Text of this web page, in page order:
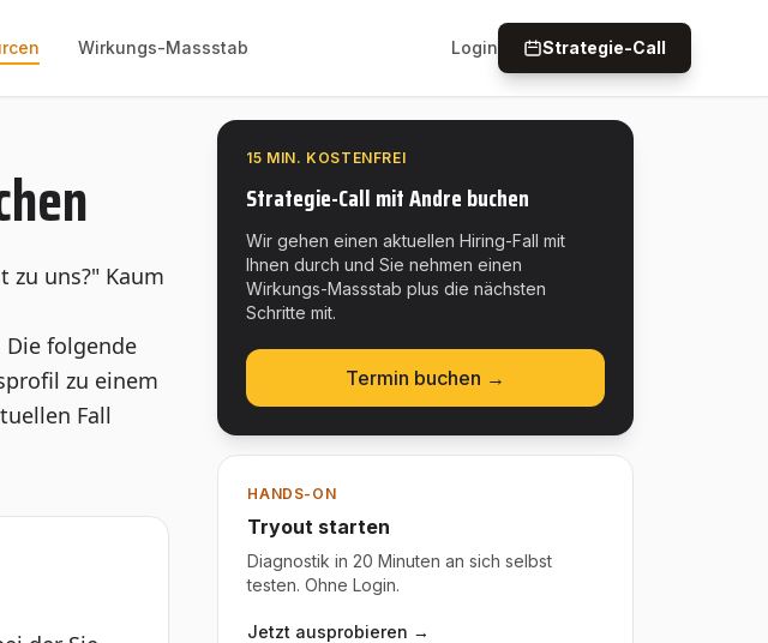
Wirkungs-Massstab Login
Strategie-Call
zu uns?" Kaum
folgende
zu einem
Fall
15 MIN. KOSTENFREI
Strategie-Call mit Andre buchen
Wir gehen einen aktuellen Hiring-Fall mit
Ihnen durch und Sie nehmen einen
Wirkungs-Massstab plus die nächsten
Schritte mit.
Termin buchen →
HANDS-ON
Tryout starten
Diagnostik in 20 Minuten an sich selbst
testen. Ohne Login.
Jetzt ausprobieren →